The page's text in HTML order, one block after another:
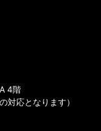
4階
対応となります）